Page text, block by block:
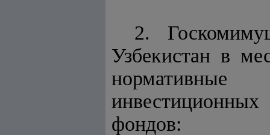
2.
Узбекистан в
нормативные
фондов: